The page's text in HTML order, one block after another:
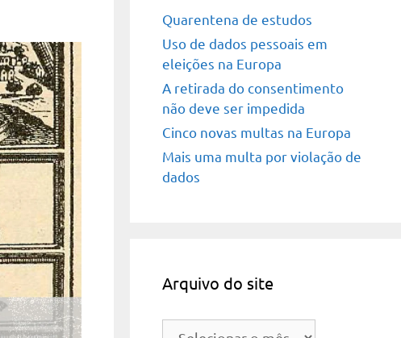
Quarentena de estudos
Uso de dados pessoais em
eleições na Europa
A retirada do consentimento
não deve ser impedida
Cinco novas multas na Europa
Mais uma multa por violação de
dados
Arquivo do site
Arquivo